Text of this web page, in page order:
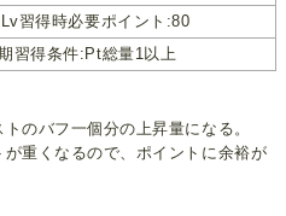
習得時必要ポイント:80
習得条件:Pt総量1以上
のバフ一個分の上昇量になる。
重くなるので、ポイントに余裕が